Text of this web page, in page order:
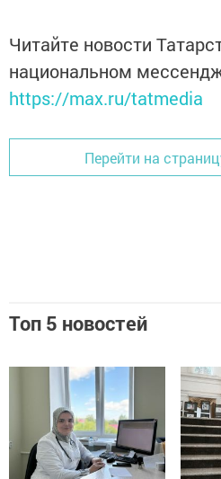
Читайте новости
национальном
https://max.ru/tatmedia
Перейти на
Топ 5 новостей